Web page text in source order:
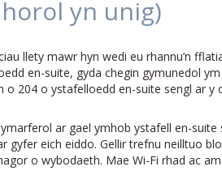
yn unig)
llety mawr hyn wedi eu rhannu’n
en-suite, gyda chegin gymunedol
o 204 o ystafelloedd en-suite sengl ar y
ar gael ymhob ystafell en-
gyfer eich eiddo. Gellir trefnu neilltuo
o wybodaeth. Mae Wi-Fi rhad ac